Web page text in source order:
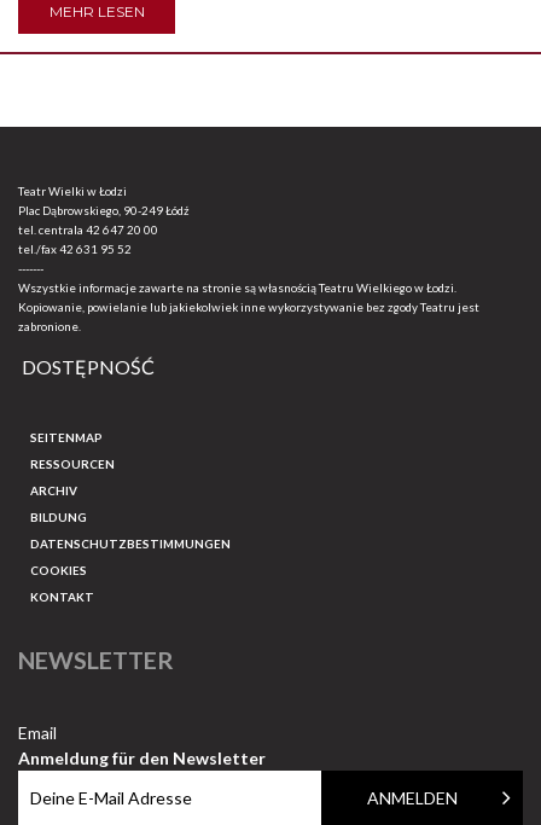
MEHR LESEN
Teatr Wielki w Łodzi
Plac Dąbrowskiego, 90-249 Łódź
tel. centrala 42 647 20 00
tel./fax42 631 95 52
-------
Wszystkie informacje zawarte na stronie są własnością Teatru Wielkiego w Łodzi.
Kopiowanie, powielanie lub jakiekolwiek inne wykorzystywanie bez zgody Teatru jest
zabronione.
DOSTĘPNOŚĆ
SEITENMAP
RESSOURCEN
ARCHIV
BILDUNG
DATENSCHUTZBESTIMMUNGEN
COOKIES
KONTAKT
NEWSLETTER
Email
Anmeldung für den Newsletter